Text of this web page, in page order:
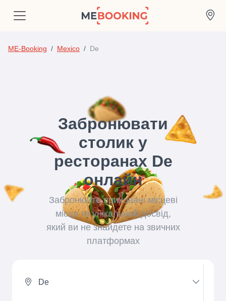
ME-Booking Mexico De
Забронювати
столик у
ресторанах De
онлайн
Забронюйте приховані місцеві
місця та унікальний досвід,
який ви не знайдете на звичних
платформах
De